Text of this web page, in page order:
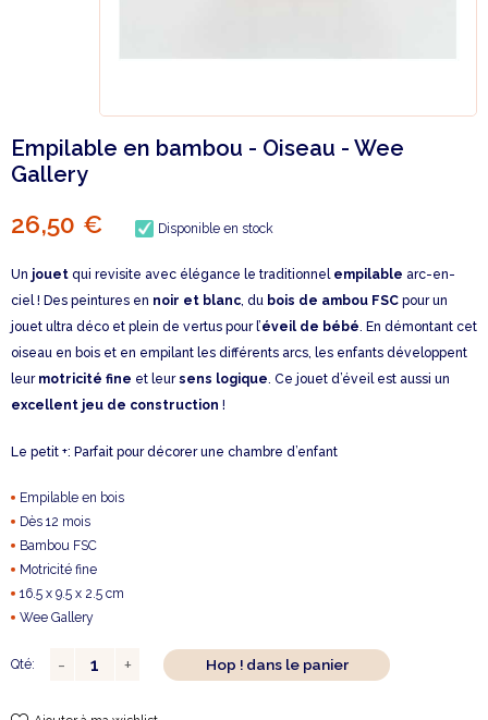
Empilable en bambou - Oiseau - Wee
Gallery
26,50 € Disponible en stock
Un jouet qui revisite avec élégance le traditionnelempilable arc-en-
ciel ! Des peintures en noir et blanc, du bois de ambou FSC pour un
jouet ultra déco et plein de vertus pour l’éveil de bébé. En démontant cet
oiseau en bois et en empilant les différents arcs, les enfants développent
leur motricité fine et leursens logique. Ce jouet d’éveil est aussi un
excellent jeu de construction !
Le petit +: Parfait pour décorer une chambre d’enfant
Empilable en bois
Dès 12 mois
Bambou FSC
Motricité fine
16.5 x 9.5 x 2.5 cm
Wee Gallery
Qté: Hop ! dans le panier